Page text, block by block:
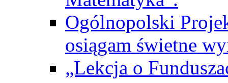
Ogólnopolski
osiągam świetne
„Lekcja o